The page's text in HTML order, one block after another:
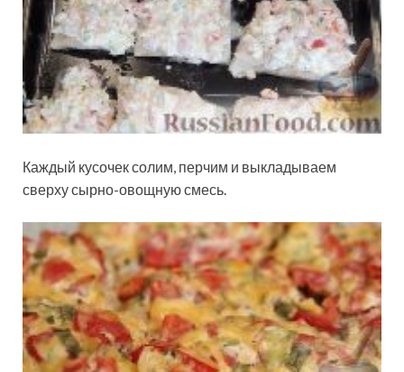
Каждый кусочек солим, перчим и выкладываем
сверху сырно-овощную смесь.